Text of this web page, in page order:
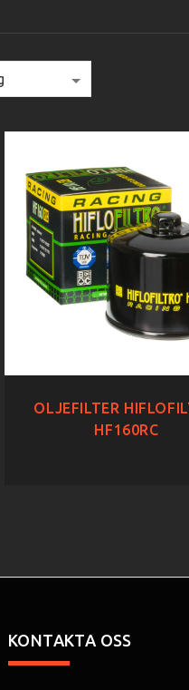
OLJEFILTER
HF160RC
KONTAKTA OSS